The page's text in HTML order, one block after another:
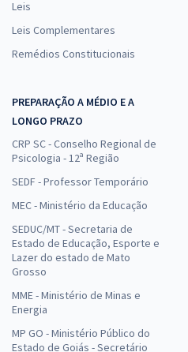
Leis
Leis Complementares
Remédios Constitucionais
PREPARAÇÃO A MÉDIO E A
LONGO PRAZO
CRP SC - Conselho Regional de
Psicologia - 12ª Região
SEDF - Professor Temporário
MEC - Ministério da Educação
SEDUC/MT - Secretaria de
Estado de Educação, Esporte e
Lazer do estado de Mato
Grosso
MME - Ministério de Minas e
Energia
MP GO - Ministério Público do
Estado de Goiás - Secretário